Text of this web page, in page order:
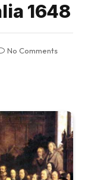
1648
No Comments